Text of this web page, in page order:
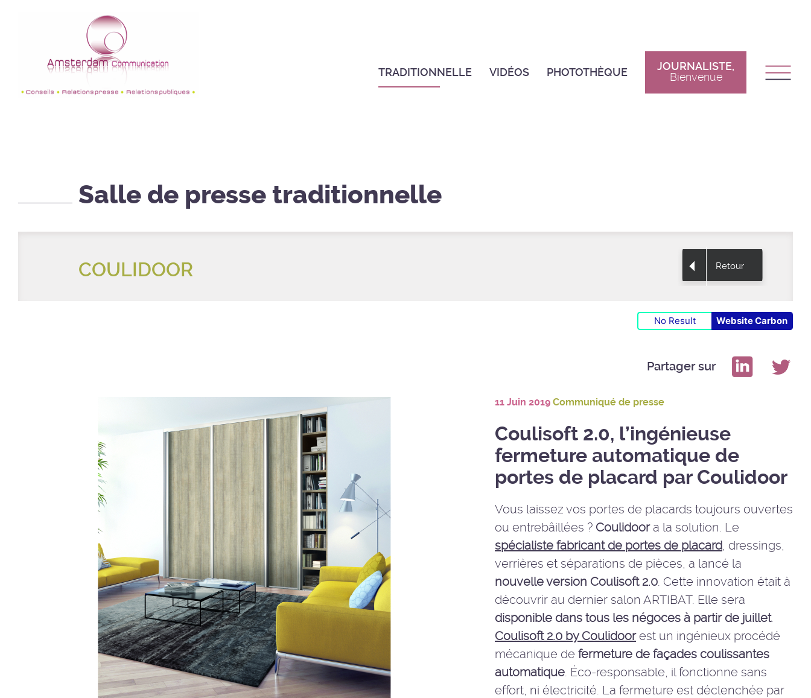
TRADITIONNELLE VIDÉOS PHOTOTHÈQUE
JOURNALISTE,
Bienvenue
Salle de presse traditionnelle
Retour
COULIDOOR
No Result Website Carbon
Partager sur
11 Juin 2019 Communiqué de presse
Coulisoft 2.0, l’ingénieuse
fermeture automatique de
portes de placard par Coulidoor
Vous laissez vos portes de placards toujours ouvertes
ou entrebâillées ? Coulidoora la solution. Le
spécialiste fabricant de portes de placard , dressings,
verrières et séparations de pièces, a lancé la
nouvelle version Coulisoft 2.0 . Cette innovation était à
découvrir au dernier salon ARTIBAT. Elle sera
disponible dans tous les négoces à partir de juillet.
Coulisoft 2.0 by Coulidoorest un ingénieux procédé
mécanique de fermeture de façades coulissantes
automatique . Éco-responsable, il fonctionne sans
effort, ni électricité. La fermeture est déclenchée par